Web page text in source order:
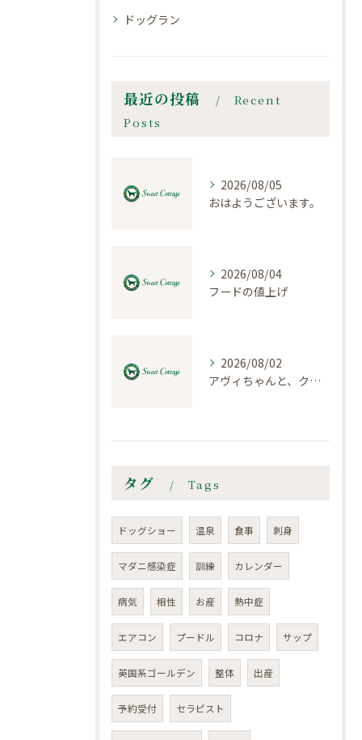
ドッグラン
最近の投稿
Recent
Posts
2026/08/05
おはようございます。
2026/08/04
フードの値上げ
2026/08/02
アヴィちゃんと、クロエちゃん
タグ Tags
ドッグショー 温泉 食事 刺身
マダニ感染症 訓練 カレンダー
病気 相性 お産 熱中症
エアコン プードル コロナ サップ
英国系ゴールデン 整体 出産
予約受付 セラピスト